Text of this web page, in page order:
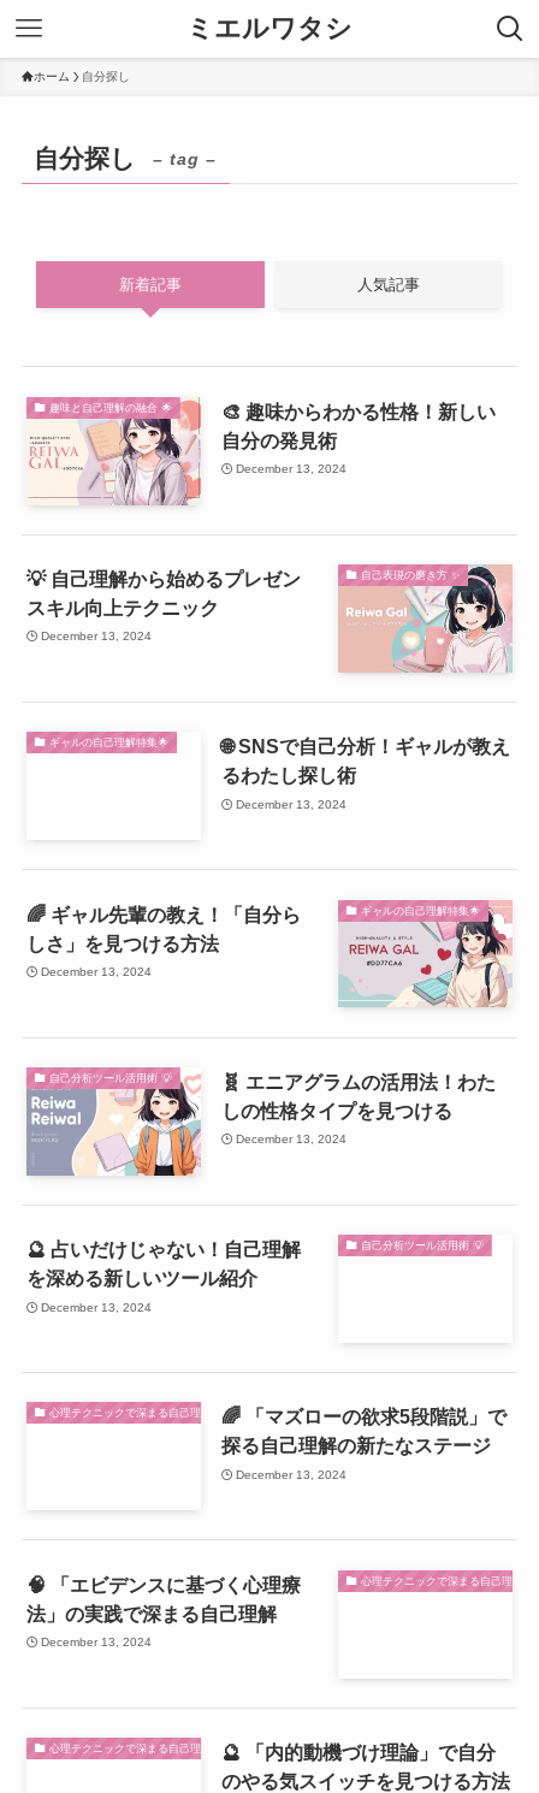
ミエルワタシ
ホーム 自分探し
自分探し – tag –
新着記事 人気記事
趣味と自己理解の融合 🌟
🎨 趣味からわかる性格！新しい
自分の発見術
December 13, 2024
自己表現の磨き方 ✨
💡 自己理解から始めるプレゼン
スキル向上テクニック
December 13, 2024
ギャルの自己理解特集🌟
🌐 SNSで自己分析！ギャルが教え
るわたし探し術
December 13, 2024
ギャルの自己理解特集🌟
🌈 ギャル先輩の教え！「自分ら
しさ」を見つける方法
December 13, 2024
自己分析ツール活用術 💡
🧬 エニアグラムの活用法！わた
しの性格タイプを見つける
December 13, 2024
自己分析ツール活用術 💡
🔮 占いだけじゃない！自己理解
を深める新しいツール紹介
December 13, 2024
心理テクニックで深まる自己理解 🌟🌈 「マズローの欲求5段階説」で
探る自己理解の新たなステージ
December 13, 2024
心理テクニックで深まる自己理解 🌟
🧠 「エビデンスに基づく心理療
法」の実践で深まる自己理解
December 13, 2024
心理テクニックで深まる自己理解 🌟🔮 「内的動機づけ理論」で自分
のやる気スイッチを見つける方法